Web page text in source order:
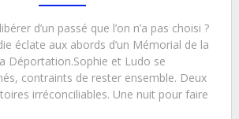
d’un passé que l’on n’a pas choisi ?
éclate aux abords d’un Mémorial de la
Déportation.Sophie et Ludo se
contraints de rester ensemble. Deux
irréconciliables. Une nuit pour faire